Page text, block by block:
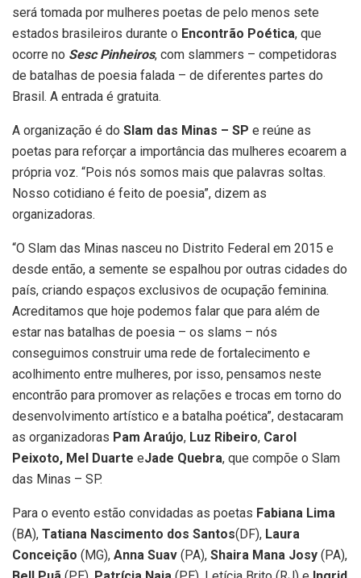
será tomada por mulheres poetas de pelo menos sete
estados brasileiros durante o Encontrão Poética, que
ocorre no Sesc Pinheiros, com slammers – competidoras
de batalhas de poesia falada – de diferentes partes do
Brasil. A entrada é gratuita.
A organização é do Slam das Minas – SP e reúne as
poetas para reforçar a importância das mulheres ecoarem a
própria voz. “Pois nós somos mais que palavras soltas.
Nosso cotidiano é feito de poesia”, dizem as
organizadoras.
“O Slam das Minas nasceu no Distrito Federal em 2015 e
desde então, a semente se espalhou por outras cidades do
país, criando espaços exclusivos de ocupação feminina.
Acreditamos que hoje podemos falar que para além de
estar nas batalhas de poesia – os slams – nós
conseguimos construir uma rede de fortalecimento e
acolhimento entre mulheres, por isso, pensamos neste
encontrão para promover as relações e trocas em torno do
desenvolvimento artístico e a batalha poética”, destacaram
as organizadoras Pam Araújo, Luz Ribeiro, Carol
Peixoto, Mel Duarte eJade Quebra, que compõe o Slam
das Minas – SP.
Para o evento estão convidadas as poetas Fabiana Lima
(BA), Tatiana Nascimento dos Santos(DF), Laura
Conceição (MG), Anna Suav (PA), Shaira Mana Josy (PA),